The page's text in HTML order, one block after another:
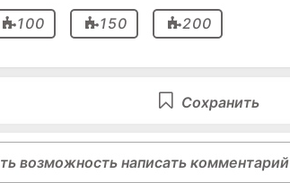
100 150 200
Сохранить
возможность написать комментарий